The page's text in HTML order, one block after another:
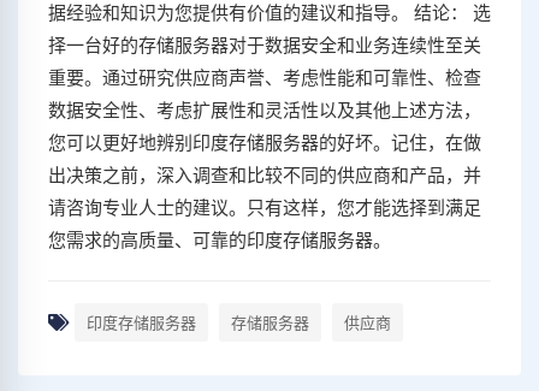
据经验和知识为您提供有价值的建议和指导。 结论： 选
择一台好的存储服务器对于数据安全和业务连续性至关
重要。通过研究供应商声誉、考虑性能和可靠性、检查
数据安全性、考虑扩展性和灵活性以及其他上述方法，
您可以更好地辨别印度存储服务器的好坏。记住，在做
出决策之前，深入调查和比较不同的供应商和产品，并
请咨询专业人士的建议。只有这样，您才能选择到满足
您需求的高质量、可靠的印度存储服务器。
印度存储服务器 存储服务器 供应商